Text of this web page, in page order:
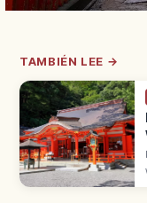
TAMBIÉN LEE →